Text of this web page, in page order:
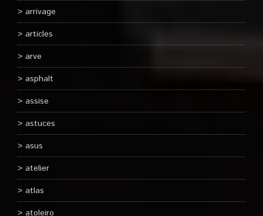
arrivage
articles
arve
asphalt
assise
astuces
asus
atelier
atlas
atoleiro